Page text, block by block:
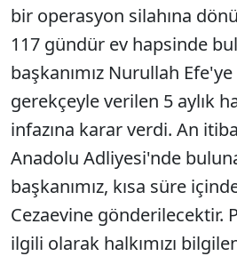
bir operasyon silahına
117 gündür ev hapsinde
başkanımız Nurullah
gerekçeyle verilen 5 aylık
infazına karar verdi. An
Anadolu Adliyesi'nde
başkanımız, kısa süre
Cezaevine gönderilecektir.
ilgili olarak halkımızı